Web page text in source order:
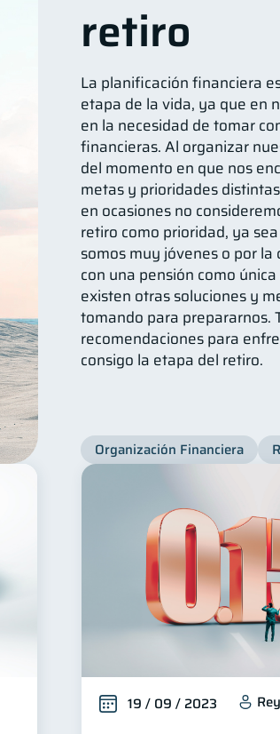
retiro
La planificación financiera
etapa de la vida, ya que en
en la necesidad de tomar
financieras. Al organizar
del momento en que nos
metas y prioridades
en ocasiones no
retiro como prioridad, ya
somos muy jóvenes o por
con una pensión como
existen otras soluciones y
tomando para prepararnos.
recomendaciones para
consigo la etapa del retiro.
Organización Financiera
19 / 09 / 2023